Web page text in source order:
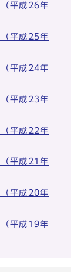
平成26年
平成25年
平成24年
平成23年
平成22年
平成21年
平成20年
平成19年